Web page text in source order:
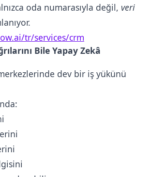
oda numarasıyla değil, veri
tr/services/crm
Bile Yapay Zekâ
dev bir iş yükünü